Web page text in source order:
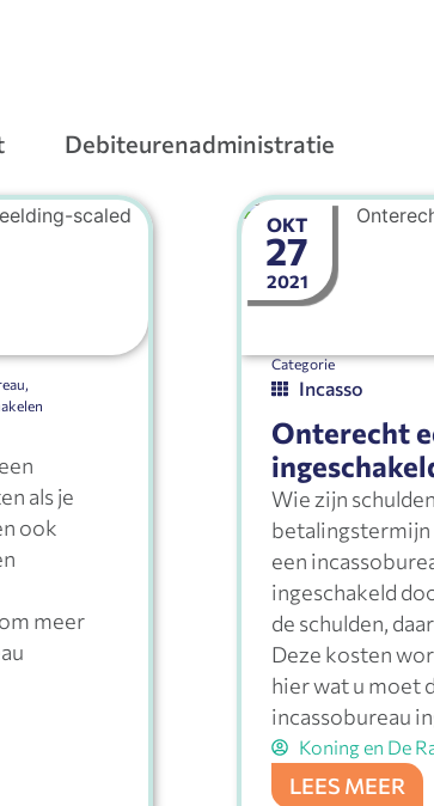
Debiteurenadministratie
als je
ook
meer
OKT
27
2021
Categorie
Incasso
Onterecht
Wie zijn
betalingstermijn
een
ingeschakeld
de schulden,
Deze kosten
hier wat u moet
incassobureau
Koning en De
LEES MEER